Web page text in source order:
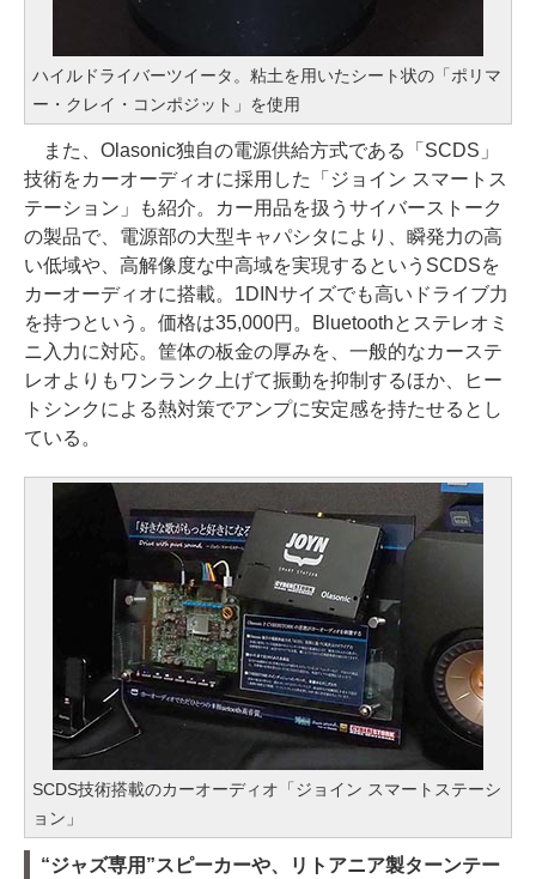
ハイルドライバーツイータ。粘土を用いたシート状の「ポリマ
ー・クレイ・コンポジット」を使用
また、Olasonic独自の電源供給方式である「SCDS」
技術をカーオーディオに採用した「ジョイン スマートス
テーション」も紹介。カー用品を扱うサイバーストーク
の製品で、電源部の大型キャパシタにより、瞬発力の高
い低域や、高解像度な中高域を実現するというSCDSを
カーオーディオに搭載。1DINサイズでも高いドライブ力
を持つという。価格は35,000円。Bluetoothとステレオミ
ニ入力に対応。筐体の板金の厚みを、一般的なカーステ
レオよりもワンランク上げて振動を抑制するほか、ヒー
トシンクによる熱対策でアンプに安定感を持たせるとし
ている。
SCDS技術搭載のカーオーディオ「ジョイン スマートステーシ
ョン」
“ジャズ専用”スピーカーや、リトアニア製ターンテー